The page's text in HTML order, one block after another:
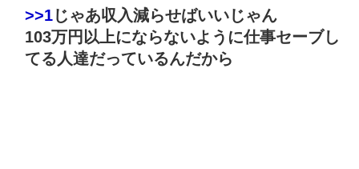
>>1じゃあ収入減らせばいいじゃん
103万円以上にならないように仕事セーブし
てる人達だっているんだから